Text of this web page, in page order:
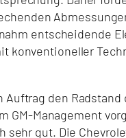
entscheidende
konventioneller
den
GM-Management
sehr gut. Die